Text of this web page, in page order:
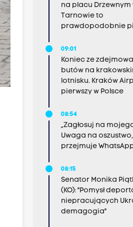
na placu Drzewnym
Tarnowie to
prawdopodobnie
09:01
Koniec ze
butów na
lotnisku. Kraków
pierwszy w Polsce
08:54
„Zagłosuj na
Uwaga na
przejmuje
08:15
Senator Monika
(KO): "Pomysł
niepracujących
demagogia"